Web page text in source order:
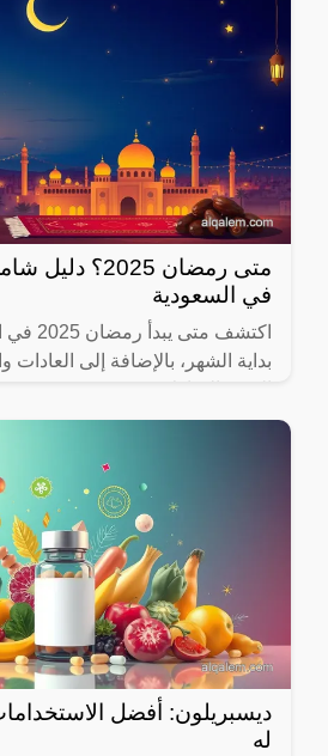
متى رمضان
في السعودية
اكتشف
بداية الشهر، بالإضافة إلى العادات
ديسبريلون: أفضل
له